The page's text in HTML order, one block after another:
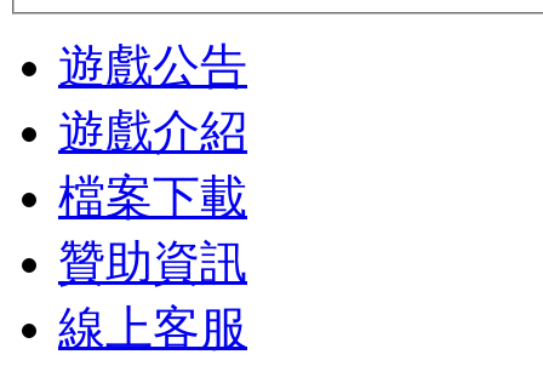
遊戲公告
遊戲介紹
檔案下載
贊助資訊
線上客服